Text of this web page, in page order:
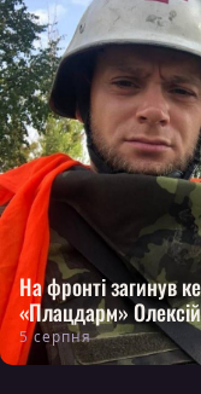
На фронті загинув
«Плацдарм»
5 серпня